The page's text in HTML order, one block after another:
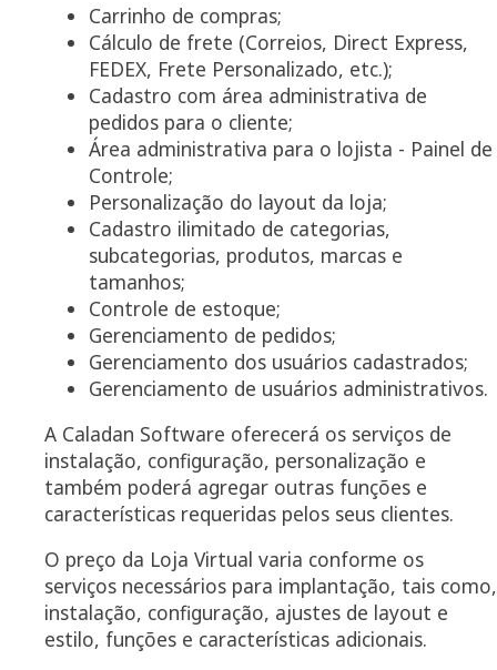
Carrinho de compras;
Cálculo de frete (Correios, Direct Express,
FEDEX, Frete Personalizado, etc.);
Cadastro com área administrativa de
pedidos para o cliente;
Área administrativa para o lojista - Painel de
Controle;
Personalização do layout da loja;
Cadastro ilimitado de categorias,
subcategorias, produtos, marcas e
tamanhos;
Controle de estoque;
Gerenciamento de pedidos;
Gerenciamento dos usuários cadastrados;
Gerenciamento de usuários administrativos.
A Caladan Software oferecerá os serviços de
instalação, configuração, personalização e
também poderá agregar outras funções e
características requeridas pelos seus clientes.
O preço da Loja Virtual varia conforme os
serviços necessários para implantação, tais como,
instalação, configuração, ajustes de layout e
estilo, funções e características adicionais.